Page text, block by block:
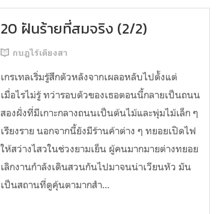
20 ฝันร้ายที่สมจริง (2/2)
กบฏไร้เดียงสา
เกรเทลเริ่มรู้สึกตัวหลังจากเผลอหลับไปตั้งแต่
เมื่อไรไม่รู้ ทว่ารอบตัวของเธอตอนนี้กลายเป็นถนน
สองฝั่งที่มีเกาะกลางถนนเป็นต้นไม้และพุ่มไม้เล็ก ๆ
เรียงราย นอกจากนี้ยังมีร้านค้าต่าง ๆ ทยอยเปิดไฟ
ให้สว่างไสวในช่วงยามเย็น ผู้คนมากมายต่างทยอย
เลิกงานกำลังเดินสวนกันไปมาจนน่าเวียนหัว มัน
เป็นสถานที่ดูคุ้นตามากสำ...